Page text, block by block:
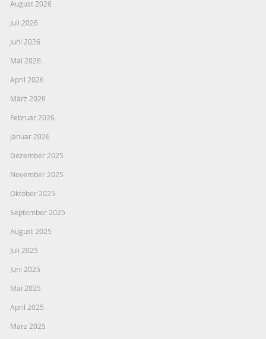
August 2026
Juli 2026
Juni 2026
Mai 2026
April 2026
März 2026
Februar 2026
Januar 2026
Dezember 2025
November 2025
Oktober 2025
September 2025
August 2025
Juli 2025
Juni 2025
Mai 2025
April 2025
März 2025